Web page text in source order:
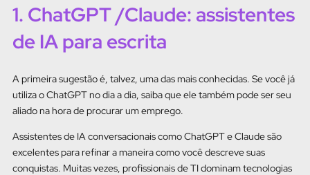
1. ChatGPT /Claude: assistentes
de IA para escrita
A primeira sugestão é, talvez, uma das mais conhecidas. Se você já
utiliza o ChatGPT no dia a dia, saiba que ele também pode ser seu
aliado na hora de procurar um emprego.
Assistentes de IA conversacionais como ChatGPT e Claude são
excelentes para refinar a maneira como você descreve suas
conquistas. Muitas vezes, profissionais de TI dominam tecnologias